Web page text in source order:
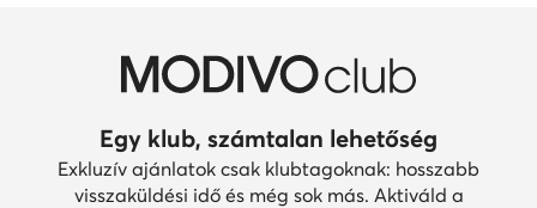
Egy klub, számtalan lehetőség
Exkluzív ajánlatok csak klubtagoknak: hosszabb
visszaküldési idő és még sok más. Aktiváld a